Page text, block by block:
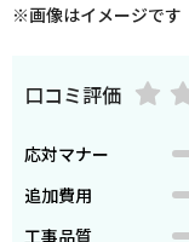
※画像はイメージです
口コミ評価
応対マナー
追加費用
工事品質